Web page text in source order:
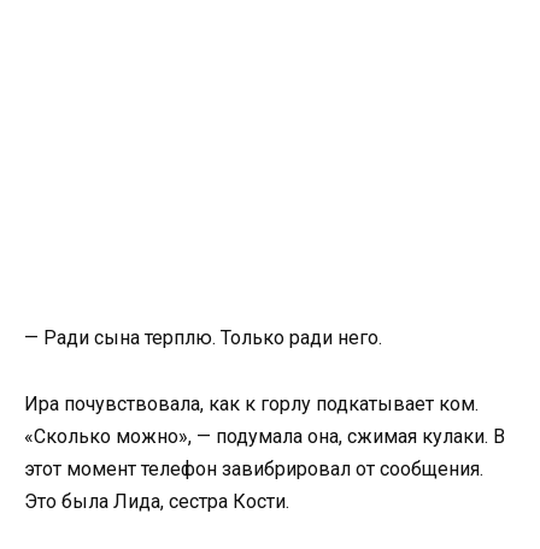
— Ради сына терплю. Только ради него.
Ира почувствовала, как к горлу подкатывает ком.
«Сколько можно», — подумала она, сжимая кулаки. В
этот момент телефон завибрировал от сообщения.
Это была Лида, сестра Кости.